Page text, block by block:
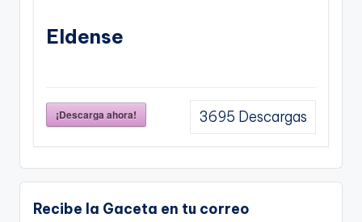
Eldense
¡Descarga ahora! 3695 Descargas
Recibe la Gaceta en tu correo